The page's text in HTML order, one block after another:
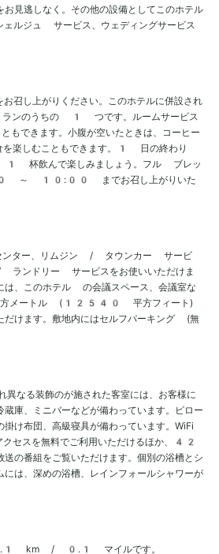
お見逃しなく。その他の設備としてこのホテル
ルジュ サービス、ウェディングサービス
し上がりください。このホテルに併設され
ンのうちの 1 つです。ルームサービス
もできます。小腹が空いたときは、コーヒー
楽しむこともできます。1 日の終わり
杯飲んで楽しみましょう。フル ブレッ
～ 10:00 までお召し上がりいた
ター、リムジン / タウンカー サービ
ランドリー サービスをお使いいただけま
は、このホテル の会議スペース、会議室な
ートル (12540 平方フィート)
だけます。敷地内にはセルフパーキング (無
装飾のが施された客室には、お客様に
蔵庫、ミニバーなどが備わっています。ピロー
掛け布団、高級寝具が備わっています。WiFi
セスを無料でご利用いただけるほか、42
送の番組をご覧いただけます。個別の浴槽とシ
には、深めの浴槽、レインフォールシャワーが
0.1 km / 0.1 マイルです。